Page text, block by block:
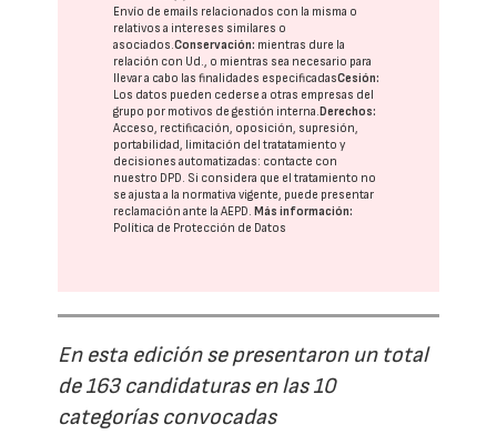
Envío de emails relacionados con la misma o
relativos a intereses similares o
asociados.Conservación: mientras dure la
relación con Ud., o mientras sea necesario para
llevar a cabo las finalidades especificadasCesión:
Los datos pueden cederse a otras empresas del
grupo por motivos de gestión interna.Derechos:
Acceso, rectificación, oposición, supresión,
portabilidad, limitación del tratatamiento y
decisiones automatizadas: contacte con
nuestro DPD. Si considera que el tratamiento no
se ajusta a la normativa vigente, puede presentar
reclamación ante laAEPD.Más información:
Política de Protección de Datos
En esta edición se presentaron un total
de 163 candidaturas en las 10
categorías convocadas